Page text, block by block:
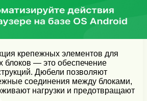
крепежных элементов для
блоков — это обеспечение
Дюбели позволяют
соединения между блоками,
нагрузки и предотвращают